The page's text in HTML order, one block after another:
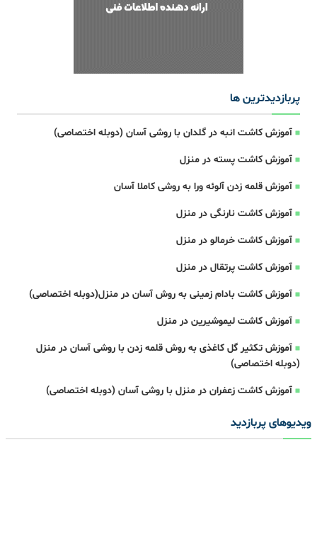
پربازدیدترین ها
آموزش کاشت انبه در گلدان با روشی آسان (دوبله اختصاصی)
آموزش کاشت پسته در منزل
آموزش قلمه زدن آلوئه ورا به روشی کاملا آسان
آموزش کاشت نارنگی در منزل
آموزش کاشت خرمالو در منزل
آموزش کاشت پرتقال در منزل
آموزش کاشت بادام زمینی به روش آسان در منزل(دوبله اختصاصی)
آموزش کاشت لیموشیرین در منزل
آموزش تکثیر گل کاغذی به روش قلمه زدن با روشی آسان در منزل
(دوبله اختصاصی)
آموزش کاشت زعفران در منزل با روشی آسان (دوبله اختصاصی)
ویدیوهای پربازدید